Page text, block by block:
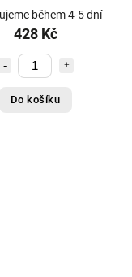
20297
během 4-5 dní
428 Kč
Do košíku